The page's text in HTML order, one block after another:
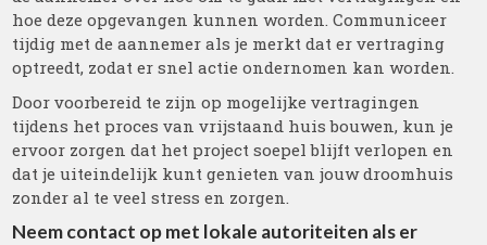
hoe deze opgevangen kunnen worden. Communiceer
tijdig met de aannemer als je merkt dat er vertraging
optreedt, zodat er snel actie ondernomen kan worden.
Door voorbereid te zijn op mogelijke vertragingen
tijdens het proces van vrijstaand huis bouwen, kun je
ervoor zorgen dat het project soepel blijft verlopen en
dat je uiteindelijk kunt genieten van jouw droomhuis
zonder al te veel stress en zorgen.
Neem contact op met lokale autoriteiten als er